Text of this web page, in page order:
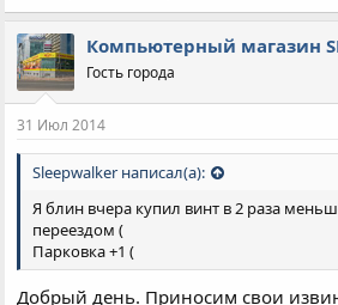
Компьютерный магазин
Гость города
31 Июл 2014
Sleepwalker написал(а):
Я блин вчера купил винт в 2 раза
переездом (
Парковка +1 (
Добрый день. Приносим свои